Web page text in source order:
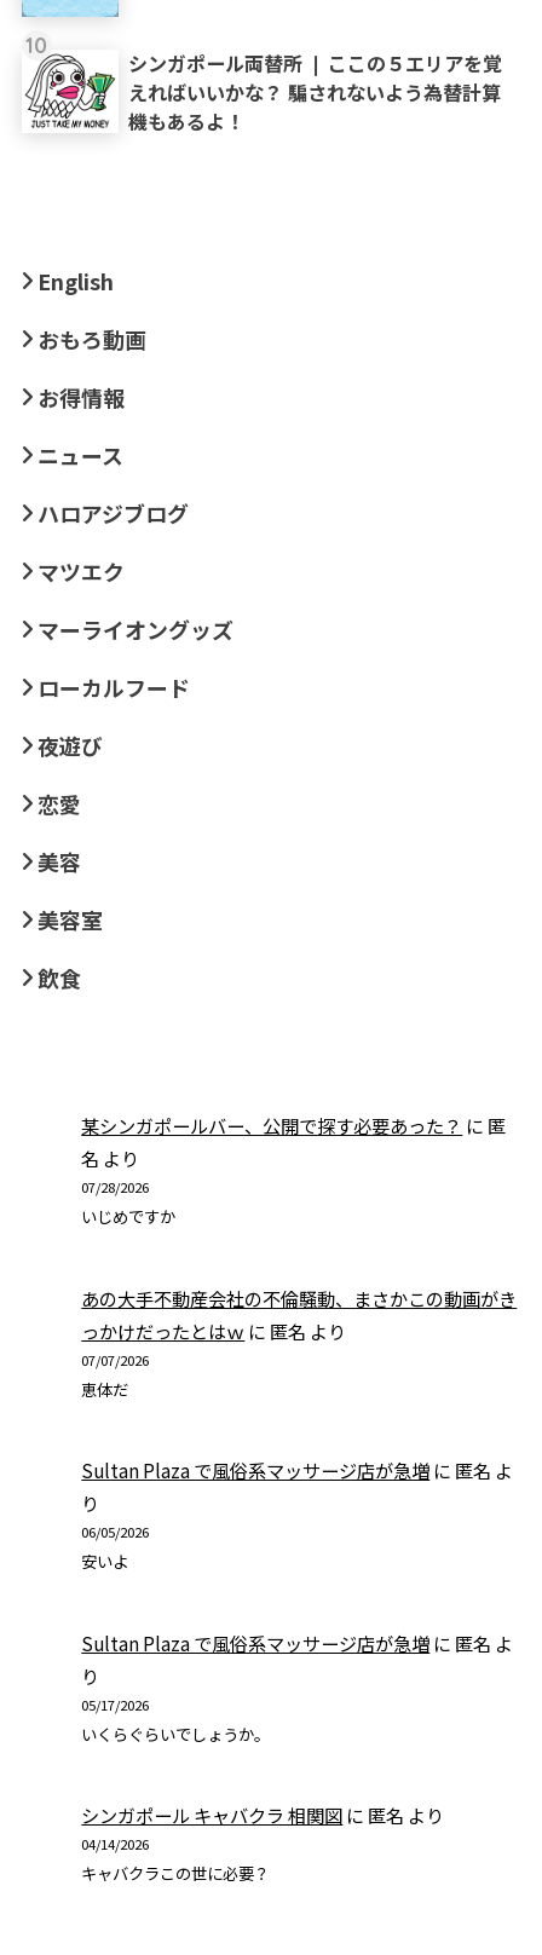
10
シンガポール両替所 ❘ ここの５エリアを覚
えればいいかな？ 騙されないよう為替計算
機もあるよ！
English
おもろ動画
お得情報
ニュース
ハロアジブログ
マツエク
マーライオングッズ
ローカルフード
夜遊び
恋愛
美容
美容室
飲食
某シンガポールバー、公開で探す必要あった？ に 匿
名 より
07/28/2026
いじめですか
あの大手不動産会社の不倫騒動、まさかこの動画がき
っかけだったとはｗ に 匿名 より
07/07/2026
恵体だ
Sultan Plaza で風俗系マッサージ店が急増 に 匿名 よ
り
06/05/2026
安いよ
Sultan Plaza で風俗系マッサージ店が急増 に 匿名 よ
り
05/17/2026
いくらぐらいでしょうか。
シンガポール キャバクラ 相関図 に 匿名 より
04/14/2026
キャバクラこの世に必要？